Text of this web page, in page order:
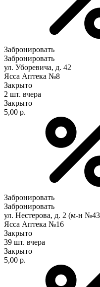
Забронировать
Забронировать
ул. Уборевича, д. 42
Ясса Аптека №8
Закрыто
2 шт. вчера
Закрыто
5,00 р.
Забронировать
Забронировать
ул. Нестерова, д. 2 (м-н
Ясса Аптека №16
Закрыто
39 шт. вчера
Закрыто
5,00 р.